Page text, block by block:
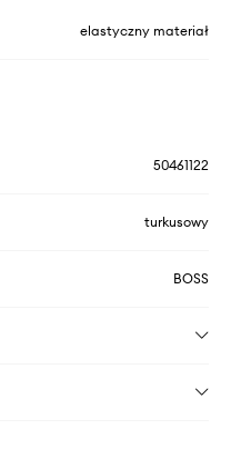
elastyczny materiał
50461122
turkusowy
BOSS